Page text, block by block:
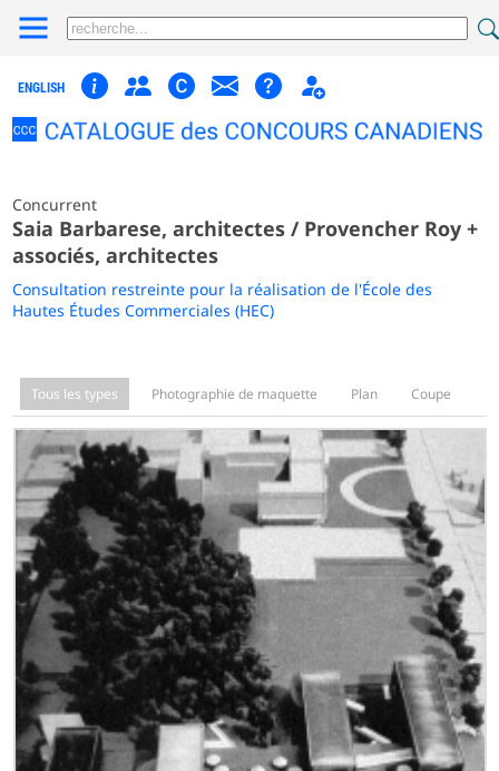
ENGLISH
Concurrent
Saia Barbarese, architectes / Provencher Roy +
associés, architectes
Consultation restreinte pour la réalisation de l'École des
Hautes Études Commerciales (HEC)
Tous les types Photographie de maquette Plan Coupe